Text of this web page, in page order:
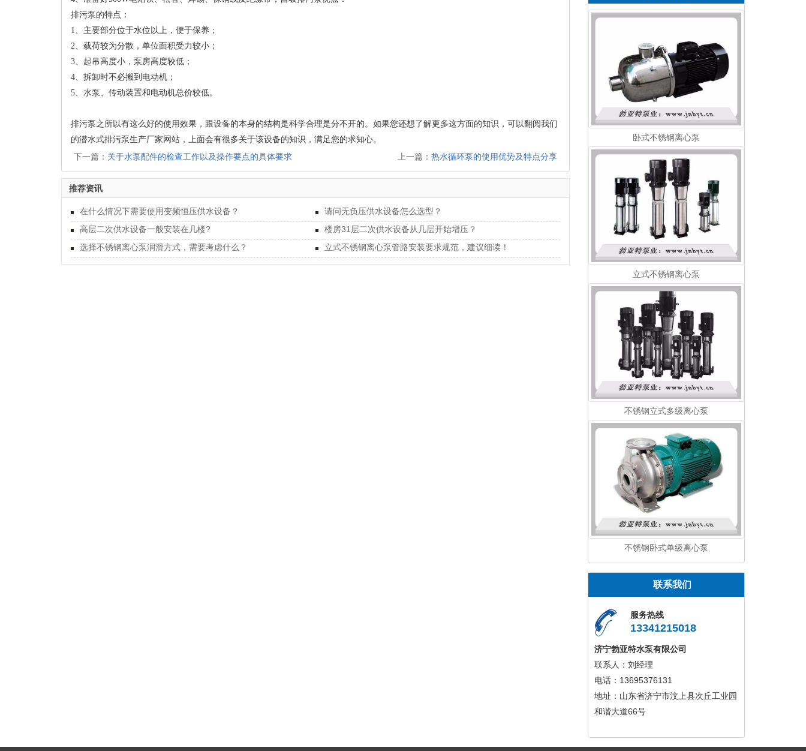
排污泵的特点：
1、主要部分位于水位以上，便于保养；
2、载荷较为分散，单位面积受力较小；
3、起吊高度小，泵房高度较低；
4、拆卸时不必搬到电动机；
5、水泵、传动装置和电动机总价较低。
排污泵之所以有这么好的使用效果，跟设备的本身的结构是科学合理是分不开的。如果您还想了解更多这方面的知识，可以翻阅我们
的潜水式排污泵生产厂家网站，上面会有很多关于该设备的知识，满足您的求知心。
下一篇： 关于水泵配件的检查工作以及操作要点的具体要求 上一篇： 热水循环泵的使用优势及特点分享
推荐资讯
在什么情况下需要使用变频恒压供水设备？
请问无负压供水设备怎么选型？
高层二次供水设备一般安装在几楼?
楼房31层二次供水设备从几层开始增压？
选择不锈钢离心泵润滑方式，需要考虑什么？
立式不锈钢离心泵管路安装要求规范，建议细读！
卧式不锈钢离心泵
立式不锈钢离心泵
不锈钢立式多级离心泵
不锈钢卧式单级离心泵
联系我们
服务热线
13341215018
济宁勃亚特水泵有限公司
联系人：刘经理
电话：13695376131
地址：山东省济宁市汶上县次丘工业园
和谐大道66号